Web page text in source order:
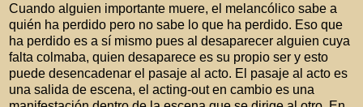
Cuando alguien importante muere, el melancólico sabe a
quién ha perdido pero no sabe lo que ha perdido. Eso que
ha perdido es a sí mismo pues al desaparecer alguien cuya
falta colmaba, quien desaparece es su propio ser y esto
puede desencadenar el pasaje al acto. El pasaje al acto es
una salida de escena, el acting-out en cambio es una